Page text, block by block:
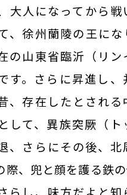
大人になってから
、徐州蘭陵の王に
の山東省臨沂（リン
す。さらに昇進し、
、存在したとされる
して、異族突厥（
、さらにその後、北
際、兜と顔を護る鉄